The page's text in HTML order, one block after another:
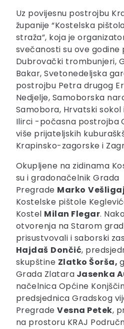
Uz povijesnu postrojbu
županije “Kostelska
straža”, koja je
svečanosti su ove godine
Dubrovački trombunjeri,
Bakar, Svetonedeljska
postrojbu Petra drugog
Nedjelje, Samoborska
Samobora, Hrvatski sokol
Ilirci -počasna postrojba
više prijateljskih
Krapinsko-zagorske i
Okupljene na zidinama
su i gradonačelnik Grada
Pregrade Marko Vešligaj
Kostelske pištole
Kostel Milan Flegar.
otvorenja na Starom
prisustvovali i saborski
Hajdaš Dončić,
skupštine Zlatko Šorša,
Grada Zlatara Jasenka
načelnica Općine
predsjednica Gradskog
PregradeVesna Petek,
na prostoru KRAJ